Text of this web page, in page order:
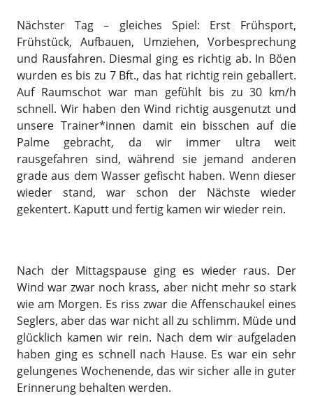
Nächster Tag – gleiches Spiel: Erst Frühsport,
Frühstück, Aufbauen, Umziehen, Vorbesprechung
und Rausfahren. Diesmal ging es richtig ab. In Böen
wurden es bis zu 7 Bft., das hat richtig rein geballert.
Auf Raumschot war man gefühlt bis zu 30 km/h
schnell. Wir haben den Wind richtig ausgenutzt und
unsere Trainer*innen damit ein bisschen auf die
Palme gebracht, da wir immer ultra weit
rausgefahren sind, während sie jemand anderen
grade aus dem Wasser gefischt haben. Wenn dieser
wieder stand, war schon der Nächste wieder
gekentert. Kaputt und fertig kamen wir wieder rein.
Nach der Mittagspause ging es wieder raus. Der
Wind war zwar noch krass, aber nicht mehr so stark
wie am Morgen. Es riss zwar die Affenschaukel eines
Seglers, aber das war nicht all zu schlimm. Müde und
glücklich kamen wir rein. Nach dem wir aufgeladen
haben ging es schnell nach Hause. Es war ein sehr
gelungenes Wochenende, das wir sicher alle in guter
Erinnerung behalten werden.